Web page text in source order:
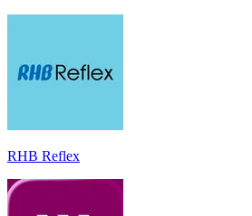
RHB Reflex